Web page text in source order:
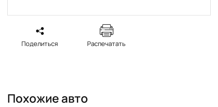
Поделиться Распечатать
Похожие авто